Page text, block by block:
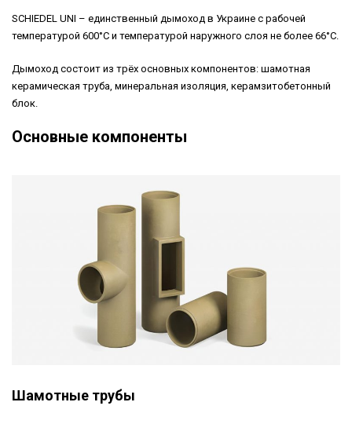
SCHIEDEL UNI – единственный дымоход в Украине с рабочей
температурой 600°С и температурой наружного слоя не более 66°С.
Дымоход состоит из трёх основных компонентов: шамотная
керамическая труба, минеральная изоляция, керамзитобетонный
блок.
Основные компоненты
Шамотные трубы